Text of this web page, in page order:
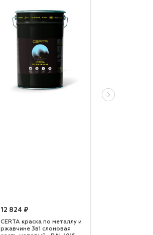
12 824 ₽
CERTA краска по металлу и
ржавчине 3в1 слоновая